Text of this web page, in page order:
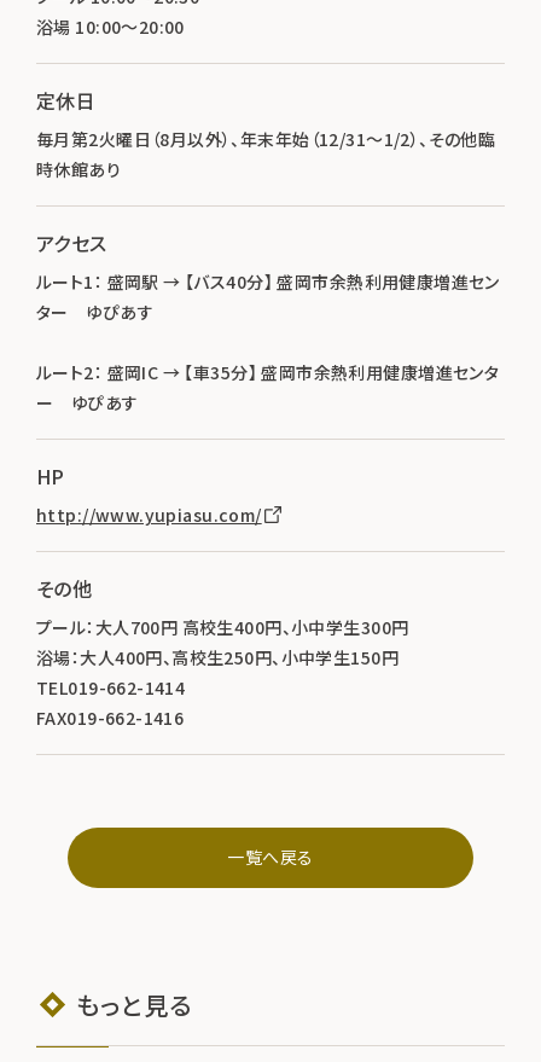
浴場 10:00～20:00
定休日
毎月第2火曜日（8月以外）、年末年始（12/31～1/2）、その他臨
時休館あり
アクセス
ルート1： 盛岡駅 → 【バス40分】 盛岡市余熱利用健康増進セン
ター ゆぴあす
ルート2： 盛岡IC → 【車35分】 盛岡市余熱利用健康増進センタ
ー ゆぴあす
HP
http://www.yupiasu.com/
その他
プール：大人700円 高校生400円、小中学生300円
浴場：大人400円、高校生250円、小中学生150円
TEL019-662-1414
FAX019-662-1416
一覧へ戻る
もっと見る